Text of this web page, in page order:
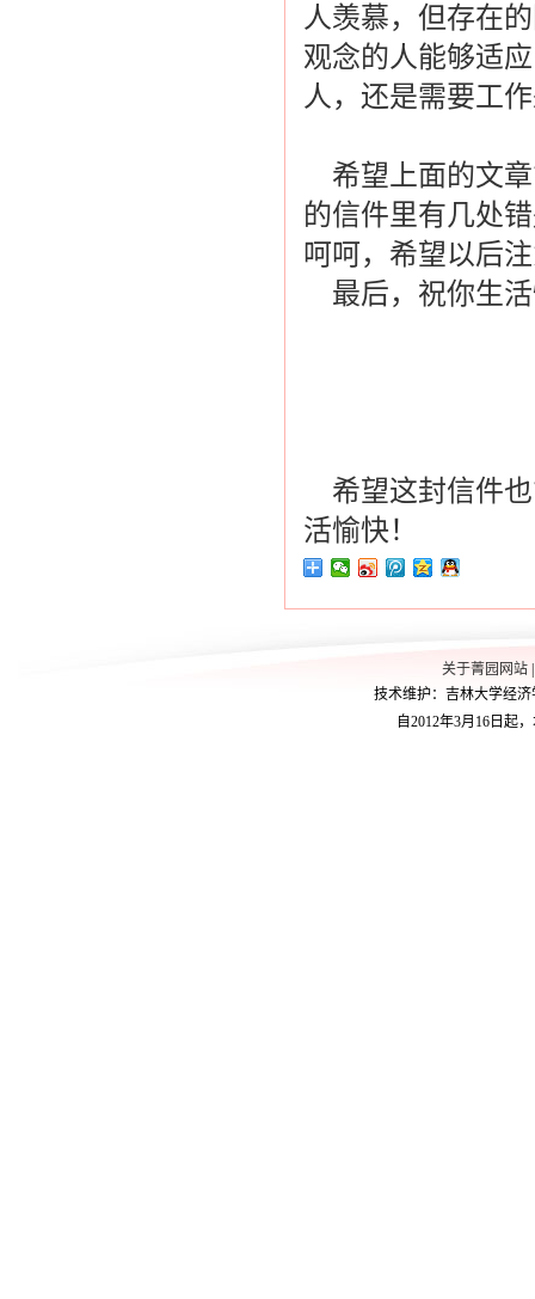
人羡慕，但存在
观念的人能够适
人，还是需要工
希望上面的文章
的信件里有几处
呵呵，希望以后
最后，祝你生
希望这封信件也
活愉快！
关于菁园网站
技术维护：吉林大学经济
自2012年3月16日起